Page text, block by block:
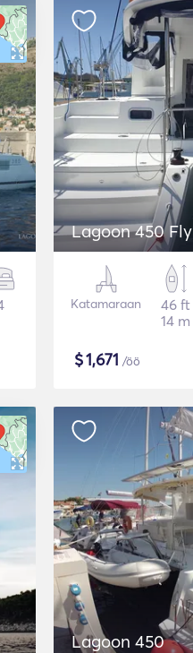
Lagoon 450 Fly
Katamaraan
46 ft
14 m
$1,671 /öö
Lagoon 450